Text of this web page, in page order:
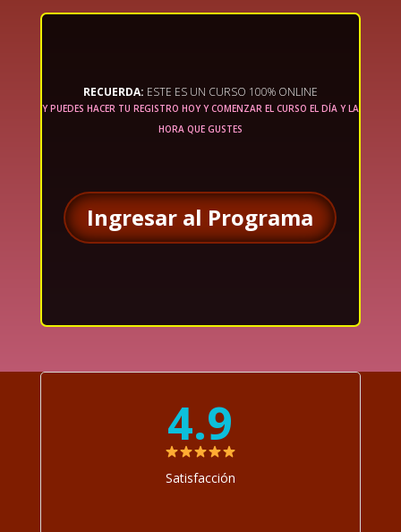
RECUERDA: ESTE ES UN CURSO 100% ONLINE
Y PUEDES HACER TU REGISTRO HOY Y COMENZAR EL CURSO EL DÍA Y LA
HORA QUE GUSTES
Ingresar al Programa
4.9
Satisfacción